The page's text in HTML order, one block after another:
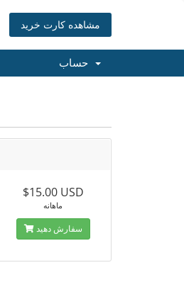
مشاهده کارت خرید
$15.00 USD
ماهانه
سفارش دهید